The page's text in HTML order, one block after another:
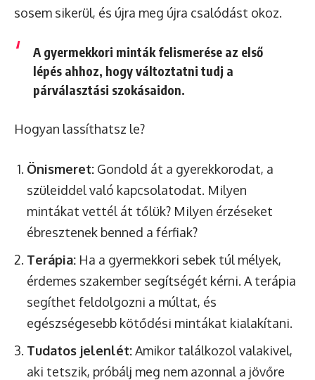
sosem sikerül, és újra meg újra csalódást okoz.
A gyermekkori minták felismerése az első
lépés ahhoz, hogy változtatni tudj a
párválasztási szokásaidon.
Hogyan lassíthatsz le?
Önismeret: Gondold át a gyerekkorodat, a
szüleiddel való kapcsolatodat. Milyen
mintákat vettél át tőlük? Milyen érzéseket
ébresztenek benned a férfiak?
Terápia: Ha a gyermekkori sebek túl mélyek,
érdemes szakember segítségét kérni. A terápia
segíthet feldolgozni a múltat, és
egészségesebb kötődési mintákat kialakítani.
Tudatos jelenlét:Amikor találkozol valakivel,
aki tetszik, próbálj meg nem azonnal a jövőre